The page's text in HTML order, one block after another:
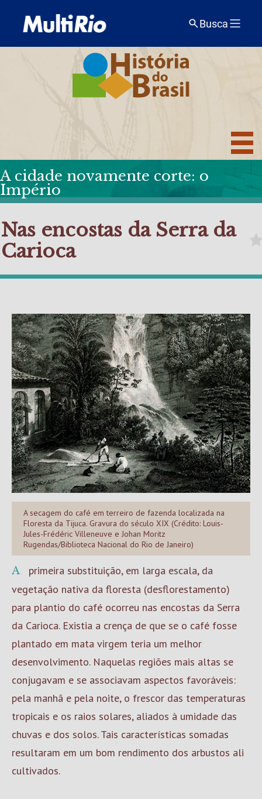
Busca
A cidade novamente corte: o
Império
Nas encostas da Serra da
Carioca
A secagem do café em terreiro de fazenda localizada na
Floresta da Tijuca. Gravura do século XIX (Crédito: Louis-
Jules-Frédéric Villeneuve e Johan Moritz
Rugendas/Biblioteca Nacional do Rio de Janeiro)
A primeira substituição, em larga escala, da
vegetação nativa da floresta (desflorestamento)
para plantio do café ocorreu nas encostas da Serra
da Carioca. Existia a crença de que se o café fosse
plantado em mata virgem teria um melhor
desenvolvimento. Naquelas regiões mais altas se
conjugavam e se associavam aspectos favoráveis:
pela manhã e pela noite, o frescor das temperaturas
tropicais e os raios solares, aliados à umidade das
chuvas e dos solos. Tais características somadas
resultaram em um bom rendimento dos arbustos ali
cultivados.